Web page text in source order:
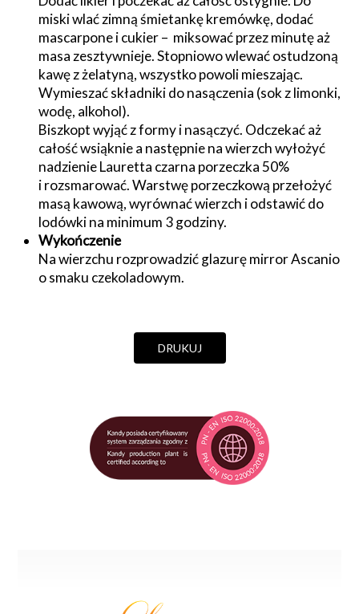
miski wlać zimną śmietankę kremówkę, dodać
mascarpone i cukier – miksować przez minutę aż
masa zesztywnieje. Stopniowo wlewać ostudzoną
kawę z żelatyną, wszystko powoli mieszając.
Wymieszać składniki do nasączenia (sok z limonki,
wodę, alkohol).
Biszkopt wyjąć z formy i nasączyć. Odczekać aż
całość wsiąknie a następnie na wierzch wyłożyć
nadzienie Lauretta czarna porzeczka 50%
i rozsmarować. Warstwę porzeczkową przełożyć
masą kawową, wyrównać wierzch i odstawić do
lodówki na minimum 3 godziny.
Wykończenie
Na wierzchu rozprowadzić glazurę mirror Ascanio
o smaku czekoladowym.
DRUKUJ